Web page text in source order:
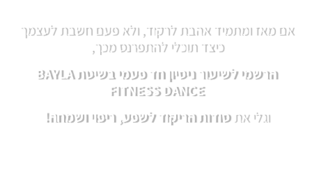
אם מאז ומתמיד אהבת לרקוד, ולא פעם חשבת לעצמך
כיצד תוכלי להתפרנס מכך,
הרשמי לשיעור ניסיון חד פעמי בשיטת BAYLA
FITNESS DANCE
וגלי אתסודות הריקוד לשפע, ריפוי ושמחה!